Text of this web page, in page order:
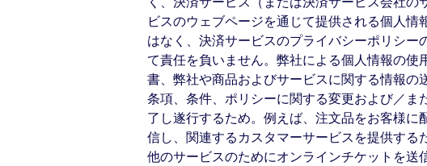
ビスのウェブページを通じて提供される個人
はなく、決済サービスのプライバシーポリシ
て責任を負いません。弊社による個人情報の
書、弊社や商品およびサービスに関する情報
条項、条件、ポリシーに関する変更および／
了し遂行するため。例えば、注文品をお客様
信し、関連するカスタマーサービスを提供す
他のサービスのためにオンラインチケットを